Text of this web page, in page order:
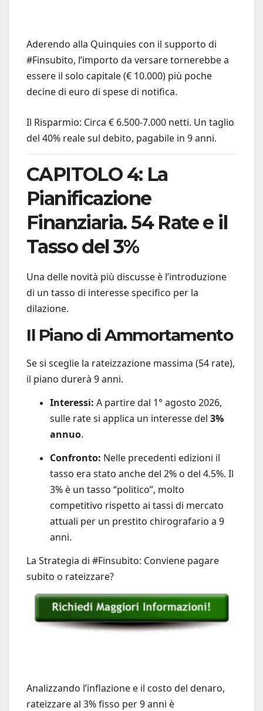
Aderendo alla Quinquies con il supporto di
#Finsubito, l’importo da versare tornerebbe a
essere il solo capitale (€ 10.000) più poche
decine di euro di spese di notifica.
Il Risparmio: Circa € 6.500-7.000 netti. Un taglio
del 40% reale sul debito, pagabile in 9 anni.
CAPITOLO 4: La
Pianificazione
Finanziaria. 54 Rate e il
Tasso del 3%
Una delle novità più discusse è l’introduzione
di un tasso di interesse specifico per la
dilazione.
Il Piano di Ammortamento
Se si sceglie la rateizzazione massima (54 rate),
il piano durerà 9 anni.
Interessi: A partire dal 1° agosto 2026,
sulle rate si applica un interesse del 3%
annuo.
Confronto: Nelle precedenti edizioni il
tasso era stato anche del 2% o del 4.5%. Il
3% è un tasso “politico”, molto
competitivo rispetto ai tassi di mercato
attuali per un prestito chirografario a 9
anni.
La Strategia di #Finsubito: Conviene pagare
subito o rateizzare?
Analizzando l’inflazione e il costo del denaro,
rateizzare al 3% fisso per 9 anni è